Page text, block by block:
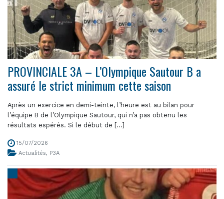
PROVINCIALE 3A – L’Olympique Sautour B a
assuré le strict minimum cette saison
Après un exercice en demi-teinte, l’heure est au bilan pour
l’équipe B de l’Olympique Sautour, qui n’a pas obtenu les
résultats espérés. Si le début de [...]
15/07/2026
Actualités, P3A